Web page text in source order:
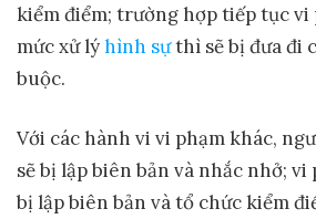
kiểm điểm; trường hợp tiếp tục vi
mức xử lýhình sựthì sẽ bị đưa đi
buộc.
Với các hành vi vi phạm khác,
sẽ bị lập biên bản và nhắc nhở;
bị lập biên bản và tổ chức kiểm